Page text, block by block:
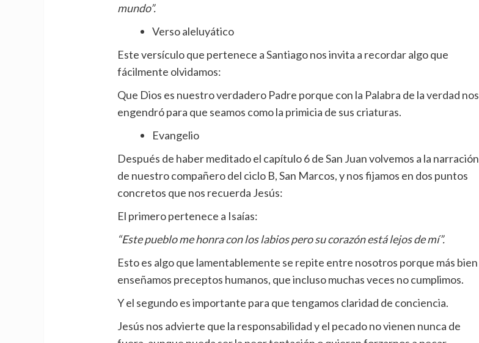
mundo”.
Verso aleluyático
Este versículo que pertenece a Santiago nos invita a recordar algo que
fácilmente olvidamos:
Que Dios es nuestro verdadero Padre porque con la Palabra de la verdad nos
engendró para que seamos como la primicia de sus criaturas.
Evangelio
Después de haber meditado el capítulo 6 de San Juan volvemos a la narración
de nuestro compañero del ciclo B, San Marcos, y nos fijamos en dos puntos
concretos que nos recuerda Jesús:
El primero pertenece a Isaías:
“Este pueblo me honra con los labios pero su corazón está lejos de mí”.
Esto es algo que lamentablemente se repite entre nosotros porque más bien
enseñamos preceptos humanos, que incluso muchas veces no cumplimos.
Y el segundo es importante para que tengamos claridad de conciencia.
Jesús nos advierte que la responsabilidad y el pecado no vienen nunca de